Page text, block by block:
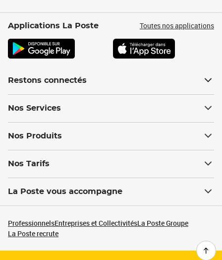
Applications La Poste Toutes nos applications
Restons connectés
Nos Services
Nos Produits
Nos Tarifs
La Poste vous accompagne
ProfessionnelsEntreprises et CollectivitésLa Poste Groupe
La Poste recrute